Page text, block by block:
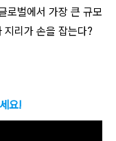
로벌에서 가장 큰 규모
지리가 손을 잡는다?
요!